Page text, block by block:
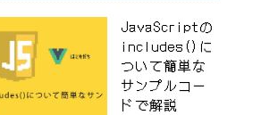
JavaScriptの
includes()に
ついて簡単な
サンプルコー
ドで解説